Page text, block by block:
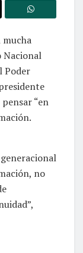
mucha
Nacional
Poder
“en
no